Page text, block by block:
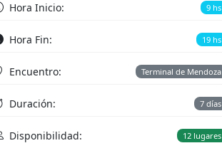
Hora Inicio: 9 hs
Hora Fin: 19 hs
Encuentro: Terminal de Mendoza
Duración: 7 días
Disponibilidad: 12 lugares